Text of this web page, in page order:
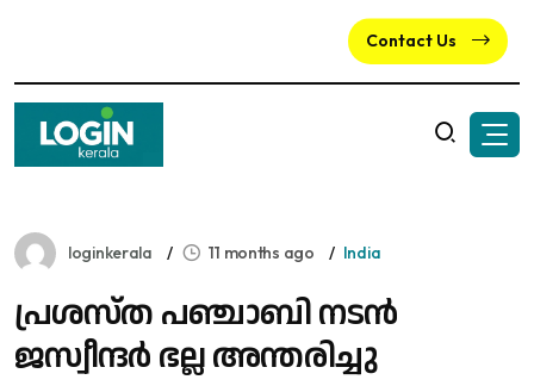
Contact Us
loginkerala 11 months ago India
പ്രശസ്ത പഞ്ചാബി നടന്‍
ജസ്വീന്ദര്‍ ഭല്ല അന്തരിച്ചു